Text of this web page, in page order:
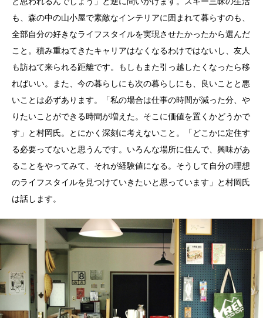
も、森の中の山小屋で素敵なインテリアに囲まれて暮らすのも、
全部自分の好きなライフスタイルを実現させたかったから選んだ
こと。積み重ねてきたキャリアはなくなるわけではないし、友人
も訪ねて来られる距離です。もしもまた引っ越したくなったら移
ればいい。また、今の暮らしにも次の暮らしにも、良いことと悪
いことは必ずあります。「私の場合は仕事の時間が減った分、や
りたいことができる時間が増えた。そこに価値を置くかどうかで
す」と村岡氏。とにかく深刻に考えないこと。「どこかに定住す
る必要ってないと思うんです。いろんな場所に住んで、興味があ
ることをやってみて、それが経験値になる。そうして自分の理想
のライフスタイルを見つけていきたいと思っています」と村岡氏
は話します。